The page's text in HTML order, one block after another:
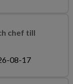
chef till
08-17